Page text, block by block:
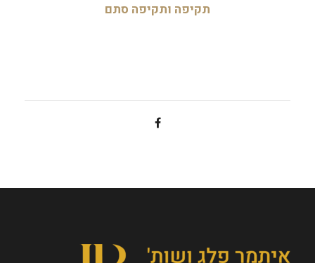
תקיפה ותקיפה סתם